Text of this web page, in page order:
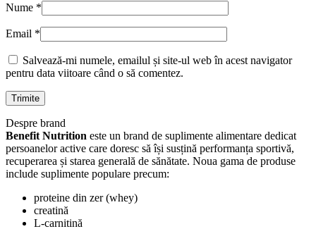
Nume *
Email *
Salvează-mi numele, emailul și site-ul web în acest navigator
pentru data viitoare când o să comentez.
Despre brand
Benefit Nutrition este un brand de suplimente alimentare dedicat
persoanelor active care doresc să își susțină performanța sportivă,
recuperarea și starea generală de sănătate. Noua gama de produse
include suplimente populare precum:
proteine din zer (whey)
creatină
L-carnitină